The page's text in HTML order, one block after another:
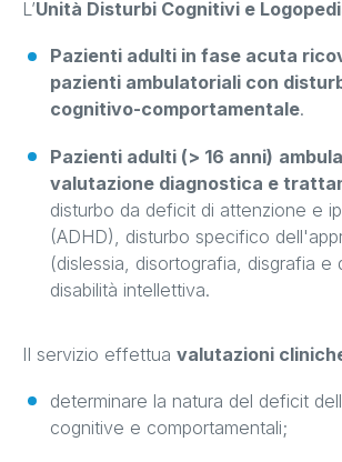
L’Unità Disturbi Cognitivi e
Pazienti adulti in fase acuta
pazienti ambulatoriali con
cognitivo-comportamentale.
Pazienti adulti (> 16 anni)
valutazione diagnostica e
disturbo da deficit di attenzione e
(ADHD), disturbo specifico
(dislessia, disortografia, disgrafia e
disabilità intellettiva.
Il servizio effettua valutazioni
determinare la natura del deficit
cognitive e comportamentali;